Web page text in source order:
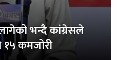
भन्दै कांग्रेसले
कमजोरी